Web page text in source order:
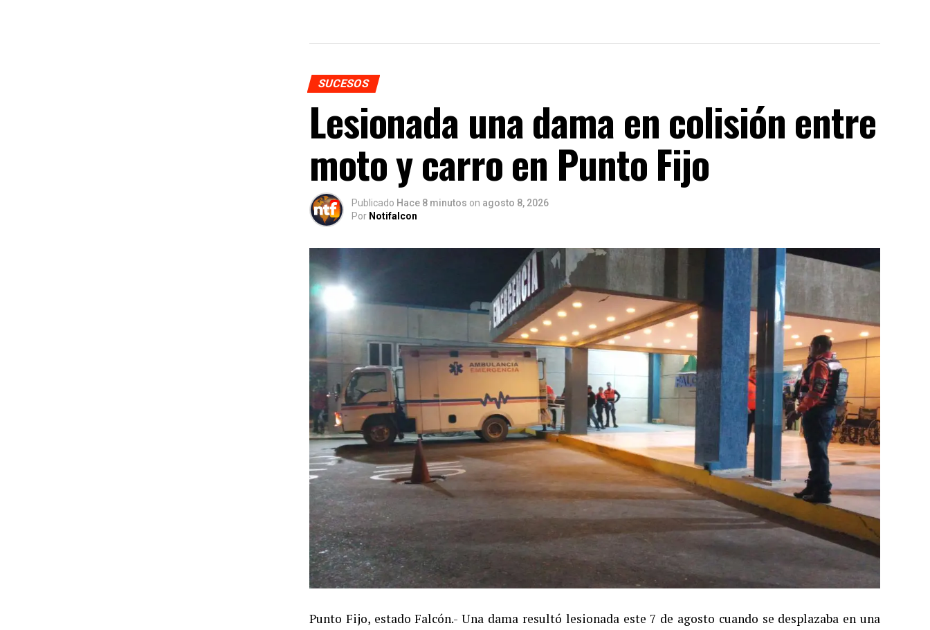
SUCESOS
Lesionada una dama en colisión entre
moto y carro en Punto Fijo
Publicado Hace 8 minutos on agosto 8, 2026
Por Notifalcon
Punto Fijo, estado Falcón.- Una dama resultó lesionada este 7 de agosto cuando se desplazaba en una